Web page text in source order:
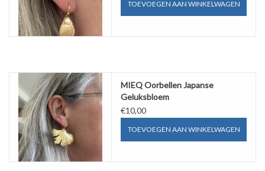
TOEVOEGEN AAN WINKELWAGEN
MIEQ Oorbellen Japanse
Geluksbloem
€10,00
TOEVOEGEN AAN WINKELWAGEN